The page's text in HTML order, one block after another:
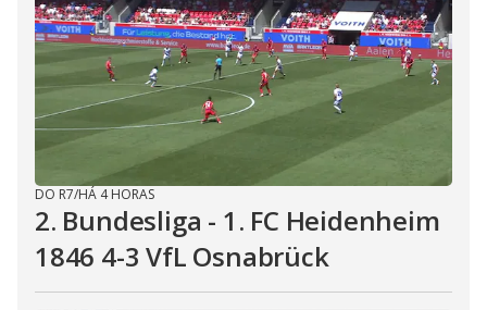
DO R7/HÁ 4 HORAS
2. Bundesliga - 1. FC Heidenheim
1846 4-3 VfL Osnabrück